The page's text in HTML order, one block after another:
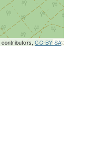
contributors,CC-BY-SA